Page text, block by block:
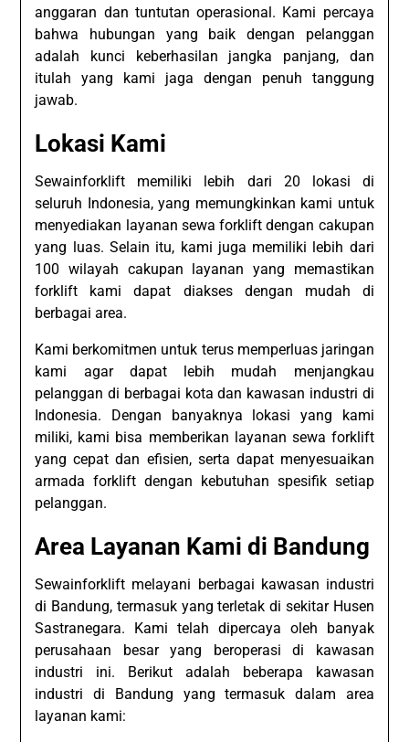
anggaran dan tuntutan operasional. Kami percaya
bahwa hubungan yang baik dengan pelanggan
adalah kunci keberhasilan jangka panjang, dan
itulah yang kami jaga dengan penuh tanggung
jawab.
Lokasi Kami
Sewainforklift memiliki lebih dari 20 lokasi di
seluruh Indonesia, yang memungkinkan kami untuk
menyediakan layanan sewa forklift dengan cakupan
yang luas. Selain itu, kami juga memiliki lebih dari
100 wilayah cakupan layanan yang memastikan
forklift kami dapat diakses dengan mudah di
berbagai area.
Kami berkomitmen untuk terus memperluas jaringan
kami agar dapat lebih mudah menjangkau
pelanggan di berbagai kota dan kawasan industri di
Indonesia. Dengan banyaknya lokasi yang kami
miliki, kami bisa memberikan layanan sewa forklift
yang cepat dan efisien, serta dapat menyesuaikan
armada forklift dengan kebutuhan spesifik setiap
pelanggan.
Area Layanan Kami di Bandung
Sewainforklift melayani berbagai kawasan industri
di Bandung, termasuk yang terletak di sekitar Husen
Sastranegara. Kami telah dipercaya oleh banyak
perusahaan besar yang beroperasi di kawasan
industri ini. Berikut adalah beberapa kawasan
industri di Bandung yang termasuk dalam area
layanan kami: